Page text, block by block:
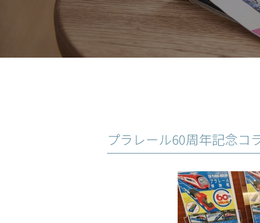
プラレール60周年記念コ